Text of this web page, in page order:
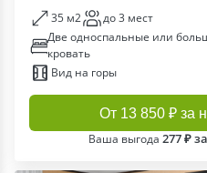
35 м2
до 3 мест
Две односпальные или
кровать
Вид на горы
От 13 850 ₽ за
Ваша выгода 277 ₽